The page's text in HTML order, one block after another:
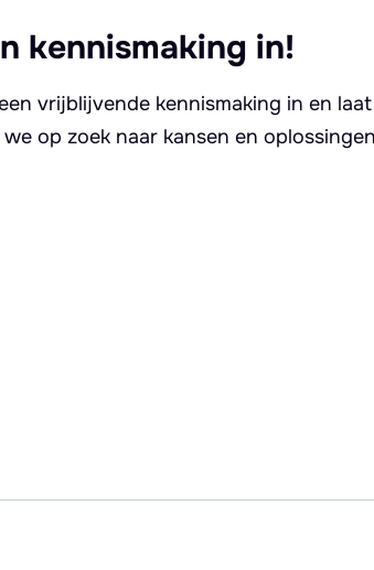
kennismaking in!
vrijblijvende kennismaking in en
op zoek naar kansen en